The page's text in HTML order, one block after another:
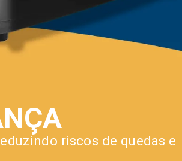
riscos de quedas e